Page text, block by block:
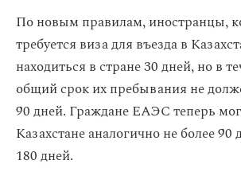
По новым правилам, иностранцы,
требуется виза для въезда в
находиться в стране 30 дней, но в
общий срок их пребывания не
90 дней. Граждане ЕАЭС теперь
Казахстане аналогично не более 90
180 дней.